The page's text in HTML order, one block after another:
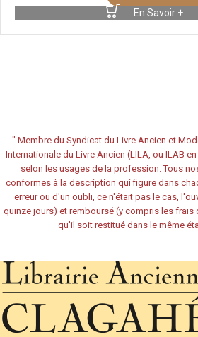
En Savoir +
" Membre du Syndicat du Livre Ancien et
Internationale du Livre Ancien (LILA, ou ILAB
selon les usages de la profession. Tous
conformes à la description qui figure dans
erreur ou d'un oubli, ce n'était pas le cas,
quinze jours) et remboursé (y compris les frais
qu'il soit restitué dans le même